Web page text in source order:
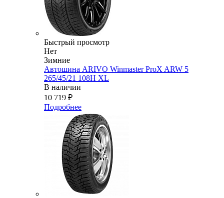
Быстрый просмотр
Нет
Зимние
Автошина ARIVO Winmaster ProX ARW 5
265/45/21 108H XL
В наличии
10 719 ₽
Подробнее